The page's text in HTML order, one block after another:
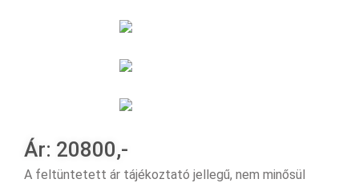
Ár: 20800,-
A feltüntetett ár tájékoztató jellegű, nem minősül